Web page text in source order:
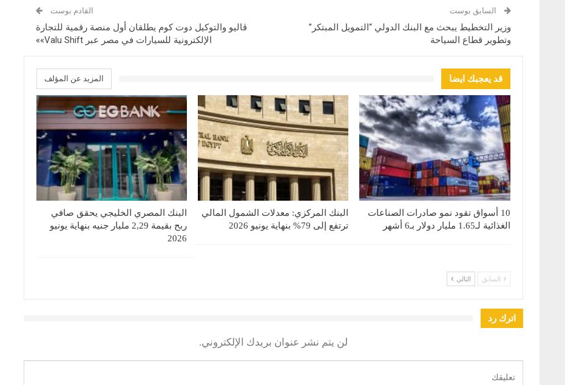
السابق بوست
وزير التخطيط يبحث مع البنك الدولي “التمويل المبتكر”
وتطوير قطاع السياحة
القادم بوست
ڤاليو والتوكيل دوت كوم يطلقان أول منصة رقمية للتجارة
الإلكترونية للسيارات في مصر عبر Valu Shift»»
قد يعجبك ايضا المزيد عن المؤلف
10 أسواق تقود نمو صادرات الصناعات
الغذائية لـ1.65 مليار دولار بـ6 أشهر
البنك المركزي: معدلات الشمول المالي
ترتفع إلى 79% بنهاية يونيو 2026
البنك المصري الخليجي يحقق صافي
ربح بقيمة 2,29 مليار جنيه بنهاية يونيو
2026
السابق التالي
اترك رد
لن يتم نشر عنوان بريدك الإلكتروني.